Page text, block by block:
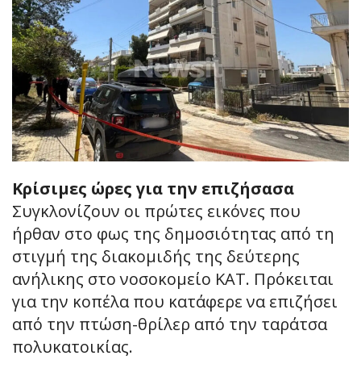
Κρίσιμες ώρες για την επιζήσασα
Συγκλονίζουν οι πρώτες εικόνες που
ήρθαν στο φως της δημοσιότητας από τη
στιγμή της διακομιδής της δεύτερης
ανήλικης στο νοσοκομείο ΚΑΤ. Πρόκειται
για την κοπέλα που κατάφερε να επιζήσει
από την πτώση-θρίλερ από την ταράτσα
πολυκατοικίας.